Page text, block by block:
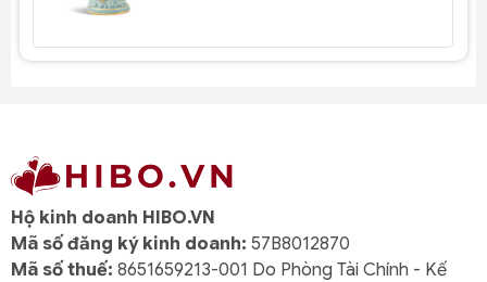
Hộ kinh doanh HIBO.VN
Mã số đăng ký kinh doanh: 57B8012870
Mã số thuế: 8651659213-001 Do Phòng Tài Chính - Kế